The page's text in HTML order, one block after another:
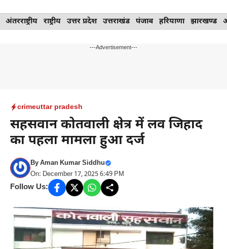
Skip
to
अंतरराष्ट्रीय राष्ट्रीय उत्तर प्रदेश उत्तराखंड पंजाब हरियाणा झारखण्ड
---Advertisement---
crimeuttar pradesh
सहसवान कोतवाली क्षेत्र में लव जिहाद
का पहला मामला हुआ दर्ज
ByAman Kumar Siddhu
On: December 17, 2025 6:49 PM
Follow Us: